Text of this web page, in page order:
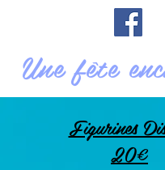
Une fête
Figurines
20€